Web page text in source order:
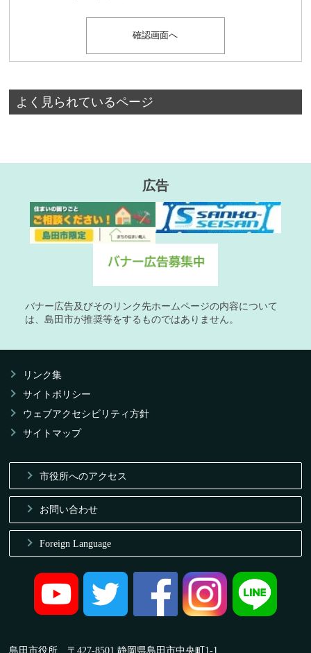
よく見られているページ
広告
バナー広告及びそのリンク先ホームページの内容について
は、島田市が推奨等をするものではありません。
リンク集
サイトポリシー
ウェブアクセシビリティ方針
サイトマップ
市役所へのアクセス
お問い合わせ
Foreign Language
島田市役所 〒427-8501 静岡県島田市中央町1-1